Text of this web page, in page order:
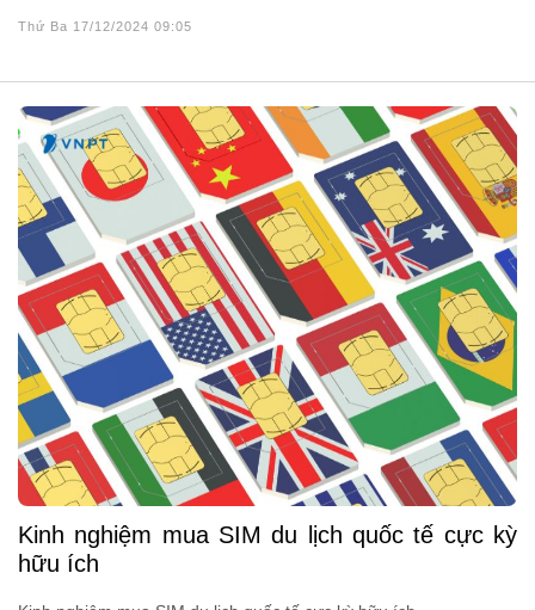
Thứ Ba 17/12/2024 09:05
Kinh nghiệm mua SIM du lịch quốc tế cực kỳ
hữu ích